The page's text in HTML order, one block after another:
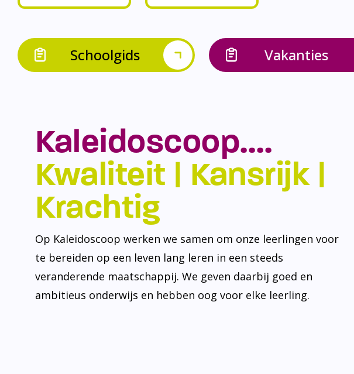
Schoolgids Vakanties
Kaleidoscoop….
Kwaliteit | Kansrijk |
Krachtig
Op Kaleidoscoop werken we samen om onze leerlingen voor
te bereiden op een leven lang leren in een steeds
veranderende maatschappij. We geven daarbij goed en
ambitieus onderwijs en hebben oog voor elke leerling.